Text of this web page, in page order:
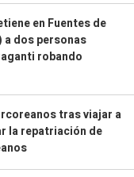
en Fuentes de
a dos personas
robando
tras viajar a
la repatriación de